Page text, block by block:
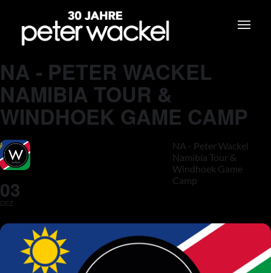
NA - PETER WACKEL
NAMIBIA TOUR &
WINDHOEK GAME CAMP
03
DEZ
NA - Peter Wackel
Namibia Tour &
Windhoek Game
Camp